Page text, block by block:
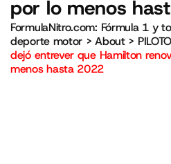
por lo menos
FormulaNitro.com: Fórmula 1 y
deporte motor >About>
dejó entrever que Hamilton
menos hasta 2022